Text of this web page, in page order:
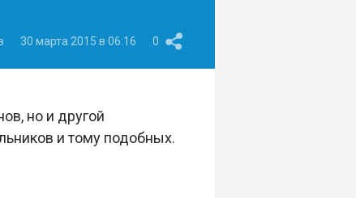
30 марта 2015 в 06:16 0
но и другой
и тому подобных.